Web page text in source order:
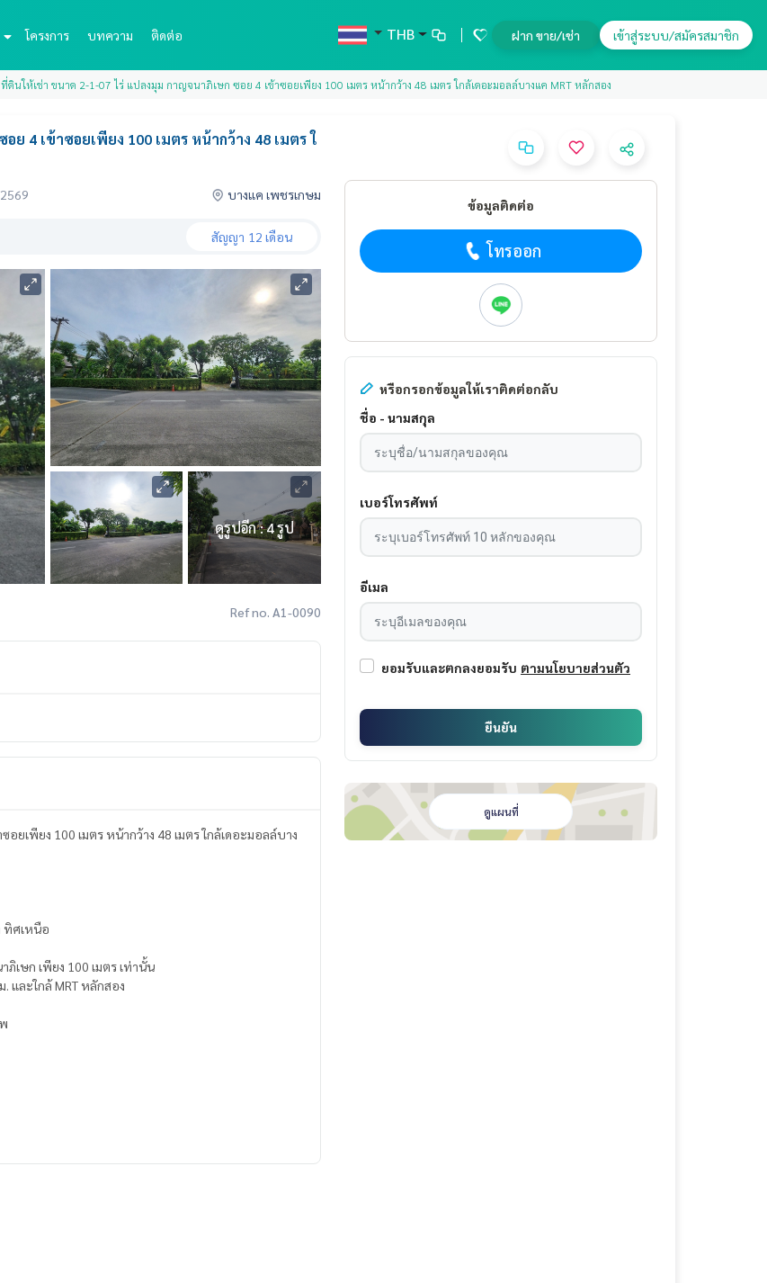
โครงการ บทความ ติดต่อ THB ฝาก ขาย/เช่า เข้าสู่ระบบ/สมัครสมาชิก
ที่ดินให้เช่า ขนาด 2-1-07 ไร่ แปลงมุม กาญจนาภิเษก ซอย 4 เข้าซอยเพียง 100 เมตร หน้ากว้าง 48 เมตร ใกล้เดอะมอลล์บางแค MRT หลักสอง
4 เข้าซอยเพียง 100 เมตร หน้ากว้าง 48 เมตร ใ
บางแค เพชรเกษม
สัญญา 12 เดือน
ดูรูปอีก : 4 รูป
Ref no. A1-0090
ยเพียง 100 เมตร หน้ากว้าง 48 เมตร ใกล้เดอะมอลล์บาง
ทิศเหนือ
เษก เพียง 100 เมตร เท่านั้น
และใกล้ MRT หลักสอง
ข้อมูลติดต่อ
โทรออก
หรือกรอกข้อมูลให้เราติดต่อกลับ
ชื่อ - นามสกุล
เบอร์โทรศัพท์
อีเมล
ยอมรับและตกลงยอมรับ ตามนโยบายส่วนตัว
ยืนยัน
ดูแผนที่